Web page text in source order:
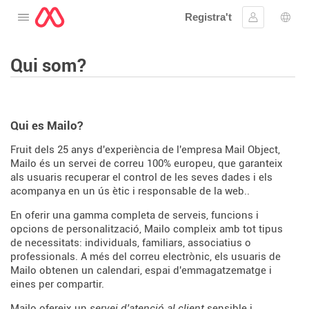
Obre el menú
Registra't
Inicia la
Qui som?
Qui es Mailo?
Fruit dels 25 anys d'experiència de l'empresa Mail Object,
Mailo és un servei de correu 100% europeu, que garanteix
als usuaris recuperar el control de les seves dades i els
acompanya en un ús ètic i responsable de la web..
En oferir una gamma completa de serveis, funcions i
opcions de personalització, Mailo compleix amb tot tipus
de necessitats: individuals, familiars, associatius o
professionals. A més del correu electrònic, els usuaris de
Mailo obtenen un calendari, espai d'emmagatzematge i
eines per compartir.